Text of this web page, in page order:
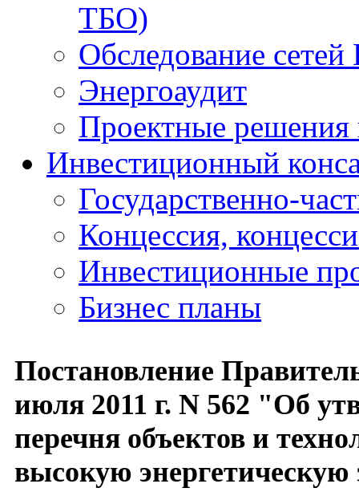
ТБО)
Обследование
Энергоаудит
Проектные решения
Инвестиционный
Государственно-
Концессия,
Инвестиционные
Бизнес планы
Постановление
июля 2011 г. N 562 "Об
перечня объектов и
высокую